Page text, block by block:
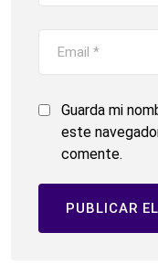
Guarda mi
este
comente.